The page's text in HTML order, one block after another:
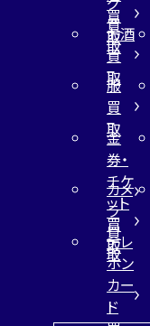
買
取
買
取
お酒
買
取
服
買
取
金
券・
チケ
ット
買
取
カメ
ラ
買
取
テレ
ホン
カー
ド